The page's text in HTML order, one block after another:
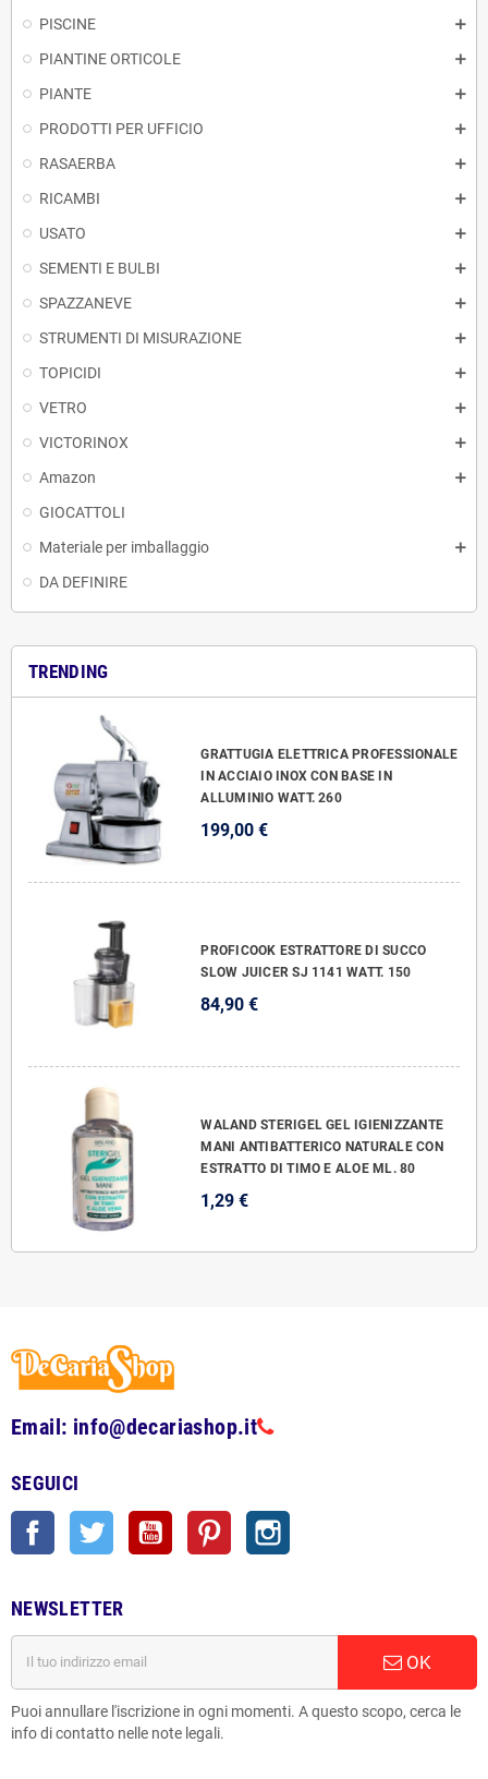
PISCINE
PIANTINE ORTICOLE
PIANTE
PRODOTTI PER UFFICIO
RASAERBA
RICAMBI
USATO
SEMENTI E BULBI
SPAZZANEVE
STRUMENTI DI MISURAZIONE
TOPICIDI
VETRO
VICTORINOX
Amazon
GIOCATTOLI
Materiale per imballaggio
DA DEFINIRE
TRENDING
GRATTUGIA ELETTRICA PROFESSIONALE
IN ACCIAIO INOX CON BASE IN
ALLUMINIO WATT. 260
199,00 €
PROFICOOK ESTRATTORE DI SUCCO
SLOW JUICER SJ 1141 WATT. 150
84,90 €
WALAND STERIGEL GEL IGIENIZZANTE
MANI ANTIBATTERICO NATURALE CON
ESTRATTO DI TIMO E ALOE ML. 80
1,29 €
Email: info@decariashop.it
SEGUICI
Facebook Twitter YouTube Pinterest
NEWSLETTER
OK
Puoi annullare l'iscrizione in ogni momenti. A questo scopo, cerca le
info di contatto nelle note legali.